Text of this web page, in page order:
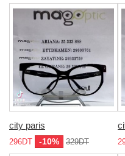
city paris
296DT -10% 329DT